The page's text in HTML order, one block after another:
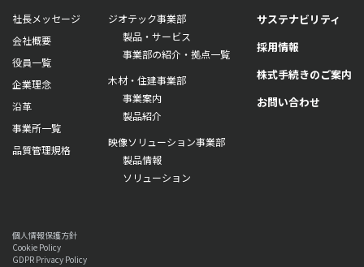
社長メッセージ
会社概要
役員一覧
企業理念
沿革
事業所一覧
品質管理規格
ジオテック事業部
製品・サービス
事業部の紹介・拠点一覧
木材・住建事業部
事業案内
製品紹介
映像ソリューション事業部
製品情報
ソリューション
サステナビリティ
採用情報
株式手続きのご案内
お問い合わせ
個人情報保護方針
Cookie Policy
GDPR Privacy Policy